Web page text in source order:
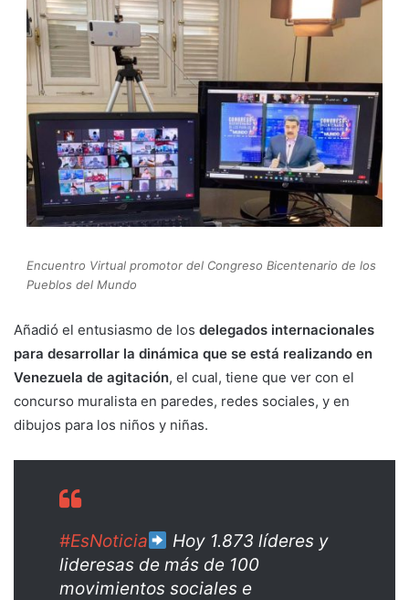
Encuentro Virtual promotor del Congreso Bicentenario de los
Pueblos del Mundo
Añadió el entusiasmo de los delegados internacionales
para desarrollar la dinámica que se está realizando en
Venezuela de agitación, el cual, tiene que ver con el
concurso muralista en paredes, redes sociales, y en
dibujos para los niños y niñas.
#EsNoticia
Hoy 1.873 líderes y
lideresas de más de 100
movimientos sociales e